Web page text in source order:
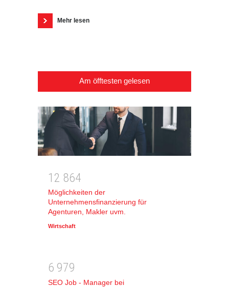
Mehr lesen
Am öfftesten gelesen
1 2 864
Möglichkeiten der
Unternehmensfinanzierung für
Agenturen, Makler uvm.
Wirtschaft
6 979
SEO Job - Manager bei